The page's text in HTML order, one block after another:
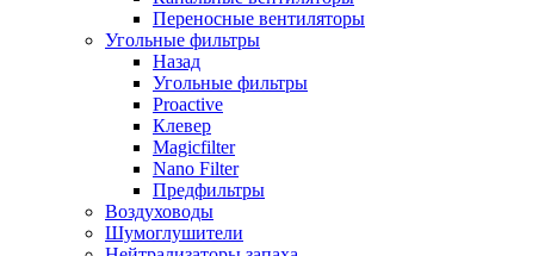
Переносные вентиляторы
Угольные фильтры
Назад
Угольные фильтры
Proactive
Клевер
Magicfilter
Nano Filter
Предфильтры
Воздуховоды
Шумоглушители